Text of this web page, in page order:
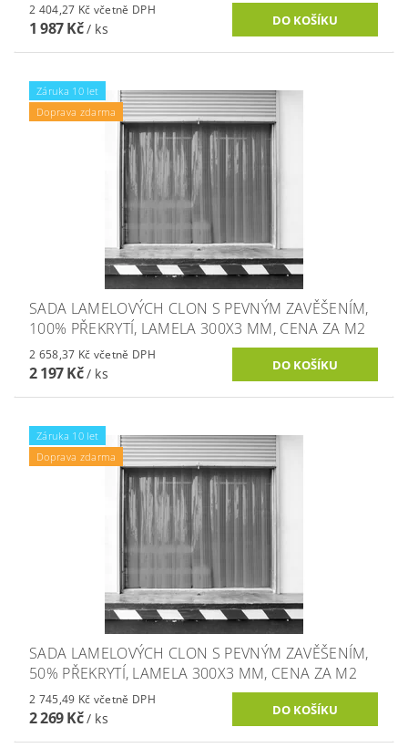
2 404,27 Kč včetně DPH
1 987 Kč/ ks
Záruka 10 let
Doprava zdarma
SADA LAMELOVÝCH CLON S PEVNÝM ZAVĚŠENÍM,
100% PŘEKRYTÍ, LAMELA 300X3 MM, CENA ZA M2
2 658,37 Kč včetně DPH
2 197 Kč/ ks
Záruka 10 let
Doprava zdarma
SADA LAMELOVÝCH CLON S PEVNÝM ZAVĚŠENÍM,
50% PŘEKRYTÍ, LAMELA 300X3 MM, CENA ZA M2
2 745,49 Kč včetně DPH
2 269 Kč/ ks